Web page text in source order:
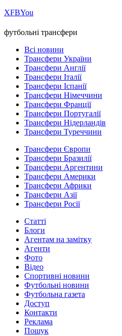
ХFBYou
футбольні трансфери
Всі новини
Трансфери України
Трансфери Англії
Трансфери Італії
Трансфери Іспанії
Трансфери Німеччини
Трансфери Франції
Трансфери Португалії
Трансфери Нідерландів
Трансфери Туреччини
Трансфери Європи
Трансфери Бразилії
Трансфери Аргентини
Трансфери Америки
Трансфери Африки
Трансфери Азії
Трансфери Росії
Статті
Блоги
Агентам на замітку
Агенти
Фото
Відео
Спортивні новини
Футбольні новини
Футбольна газета
Доступ
Контакти
Реклама
Пошук